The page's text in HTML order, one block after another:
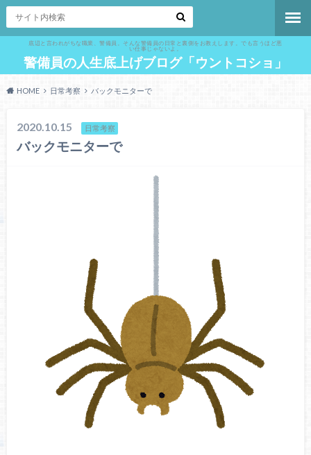
底辺と言われがちな職業、警備員。そんな警備員の日常と裏側をお教えします。でも言うほど悪
い仕事じゃないよ。
警備員の人生底上げブログ「ウントコショ」
HOME 日常考察 バックモニターで
2020.10.15 日常考察
バックモニターで